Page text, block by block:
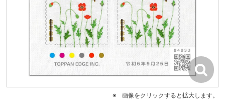
画像をクリックすると拡大します。